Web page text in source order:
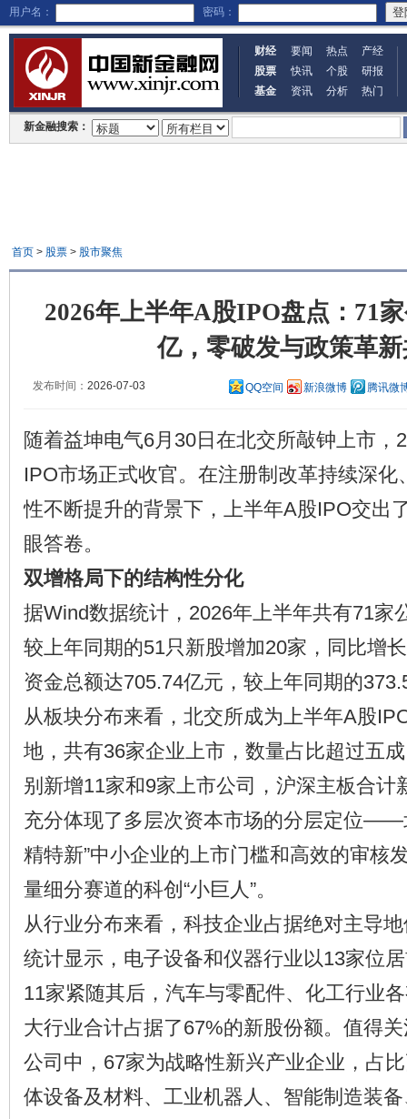
用户名： 密码：
财经 要闻 热点
产经
股票
快讯 个股
研报
基金
资讯 分析 热门
新金融搜索：
首页> 股票> 股市聚焦
2026年上半年A股IPO盘点：71
亿，零破发与政策革
发布时间： 2026-07-03 QQ空间 新浪微博 腾讯微
随着益坤电气6月30日在北交所敲钟上市，
IPO市场正式收官。在注册制改革持续深化
性不断提升的背景下，上半年A股IPO交出
眼答卷。
双增格局下的结构性分化
据Wind数据统计，2026年上半年共有71家
较上年同期的51只新股增加20家，同比增
资金总额达705.74亿元，较上年同期的
从板块分布来看，北交所成为上半年A股
地，共有36家企业上市，数量占比超过五
别新增11家和9家上市公司，沪深主板合计
充分体现了多层次资本市场的分层定位——
精特新”中小企业的上市门槛和高效的审核
量细分赛道的科创“小巨人”。
从行业分布来看，科技企业占据绝对主导
统计显示，电子设备和仪器行业以13家位
11家紧随其后，汽车与零配件、化工行业
大行业合计占据了67%的新股份额。值得
公司中，67家为战略性新兴产业企业，占
体设备及材料、工业机器人、智能制造装